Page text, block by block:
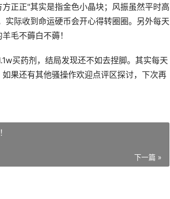
正正"其实是指金色小晶块；风振虽然平时高
实际收到命运硬币会开心得转圈圈。另外每天
毛不薅白不薅！
买药剂，结局发现还不如去捏脚。其实每天
果还有其他骚操作欢迎点评区探讨，下次再
下一篇 »